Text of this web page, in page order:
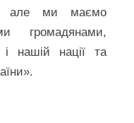
але ми маємо
громадянами,
нашій нації та